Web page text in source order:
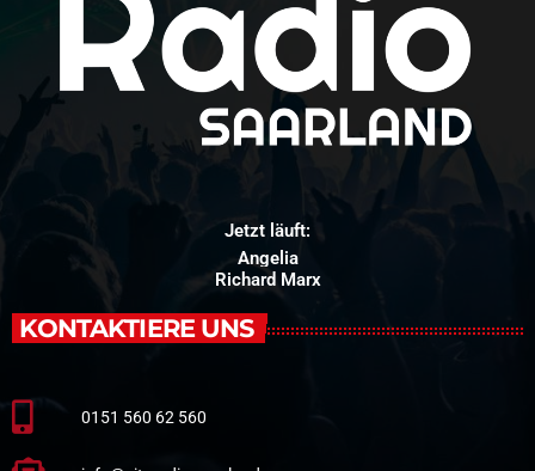
Jetzt läuft:
Angelia
Richard Marx
KONTAKTIERE UNS
0151 560 62 560